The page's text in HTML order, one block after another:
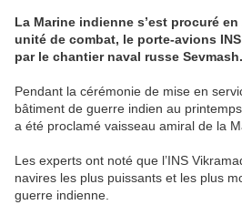
La Marine indienne s’est procuré
unité de combat, le porte-avions
par le chantier naval russe Sevmash.
Pendant la cérémonie de mise en
bâtiment de guerre indien au
a été proclamé vaisseau amiral de la
Les experts ont noté que l’INS
navires les plus puissants et les plus
guerre indienne.